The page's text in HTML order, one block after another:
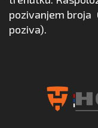
pozivanjem broja
poziva).